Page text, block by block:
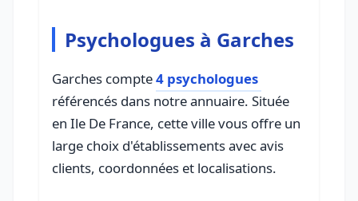
Psychologues à Garches
Garches compte4 psychologues
référencés dans notre annuaire. Située
en Ile De France, cette ville vous offre un
large choix d'établissements avec avis
clients, coordonnées et localisations.